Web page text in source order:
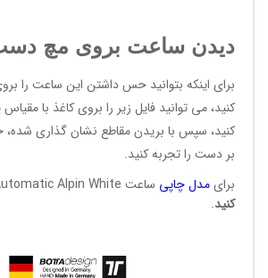
دیدن ساعت بروی مچ
برای اینکه بتوانید حس داشتن این ساعت را
کنید، می توانید فایل زیر را بروی کاغذ با
کنید، سپس با بریدن مقاطع نشان گذاری
بر دست را تجربه کنید.
برایمدلچاپی ساعت NOVA Automatic Alpin White
کنید.